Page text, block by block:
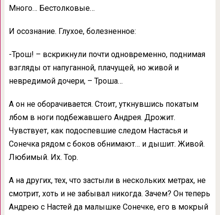
Много… Бестолковые…
И осознание. Глухое, болезненное:
-Трош! – вскрикнули почти одновременно, поднимая
взгляды от напуганной, плачущей, но живой и
невредимой дочери, – Троша…
А он не оборачивается. Стоит, уткнувшись покатым
лбом в ноги подбежавшего Андрея. Дрожит.
Чувствует, как подоспевшие следом Настасья и
Сонечка рядом с боков обнимают… и дышит. Живой.
Любимый. Их. Тор.
А на других, тех, что застыли в нескольких метрах, не
смотрит, хоть и не забывал никогда. Зачем? Он теперь
Андрею с Настей да малышке Сонечке, его в мокрый